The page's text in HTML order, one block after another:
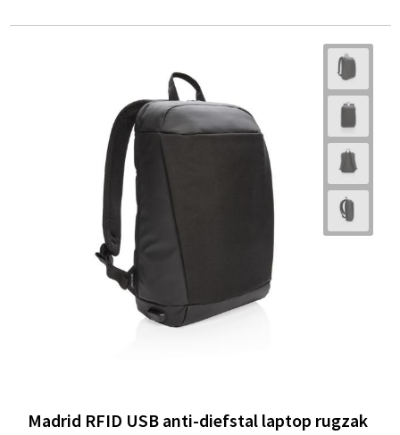
Madrid RFID USB anti-diefstal laptop rugzak